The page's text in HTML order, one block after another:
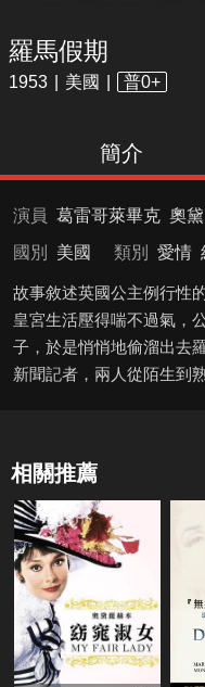
羅馬假期
1953 美國 普0+
簡介
演員 葛雷哥萊畢克 奧
國別
美國 類別 愛情
故事敘述英國公主例行性
皇宮生活壓得喘不過氣，
子，於是悄悄地偷溜出去
新聞記者，兩人從陌生到
相關推薦